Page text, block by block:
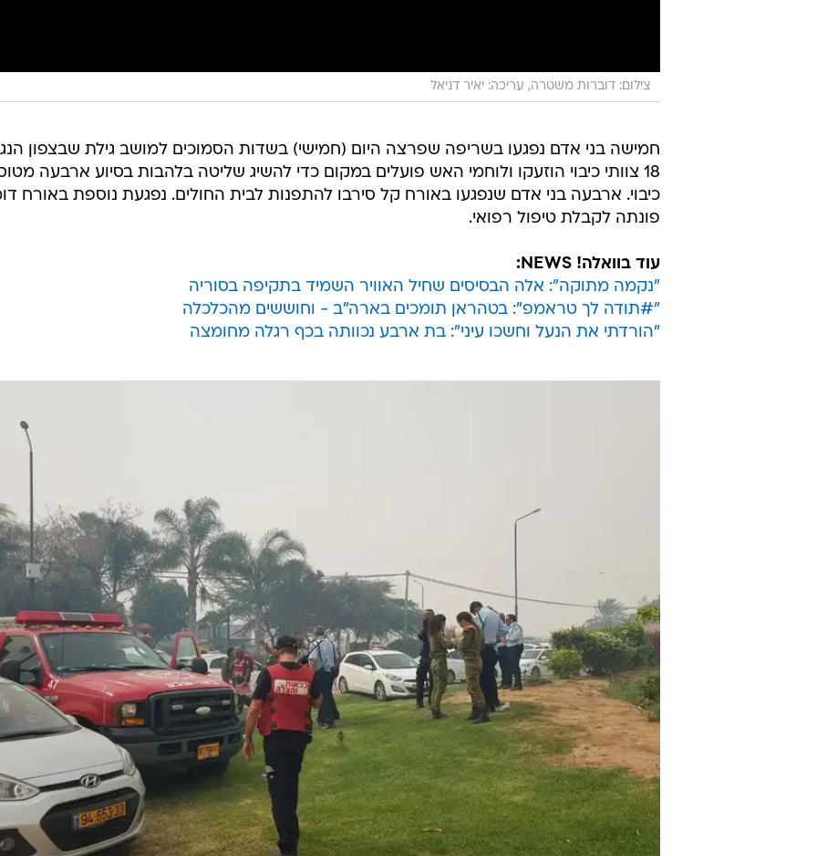
צילום: דוברות משטרה, עריכה: יאיר דניאל
חמישה בני אדם נפגעו בשריפה שפרצה היום (חמישי) בשדות הסמוכים למושב גילת שבצפון
18 צוותי כיבוי הוזעקו ולוחמי האש פועלים במקום כדי להשיג שליטה בלהבות בסיוע ארבעה
כיבוי. ארבעה בני אדם שנפגעו באורח קל סירבו להתפנות לבית החולים. נפגעת נוספת באורח
פונתה לקבלת טיפול רפואי.
עוד בוואלה! NEWS:
"נקמה מתוקה": אלה הבסיסים שחיל האוויר השמיד בתקיפה בסוריה
"#תודה לך טראמפ": בטהראן תומכים בארה"ב - וחוששים מהכלכלה
"הורדתי את הנעל וחשכו עיני": בת ארבע נכוותה בכף רגלה מחומצה